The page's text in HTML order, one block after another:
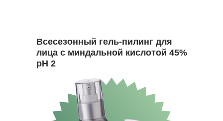
Всесезонный гель-пилинг для
лица с миндальной кислотой 45%
рН 2